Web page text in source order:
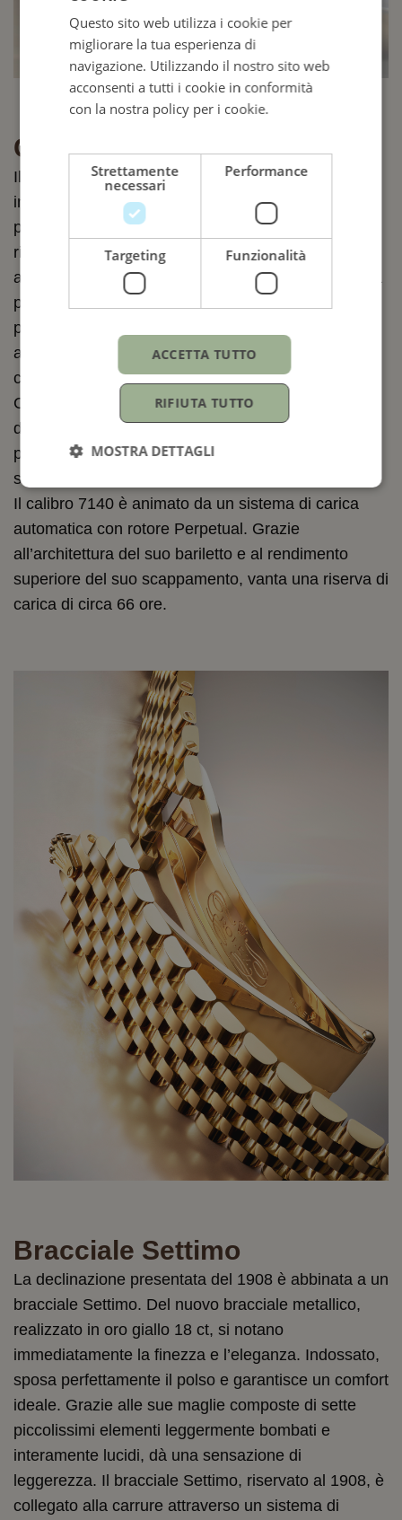
Calibro 7140
Il 1908 è dotato del calibro 7140, un movimento
interamente sviluppato e prodotto da Rolex,
presentato nel 2023 al lancio del modello cui è
riservato. Questo movimento meccanico a carica
automatica, quintessenza della tecnologia, assicura
prestazioni elevate, in particolare a livello di
precisione, autonomia, comfort di utilizzo e
affidabilità. Il calibro 7140 esibisce un’estetica
curata, in particolare a livello dei ponti decorati a
Côtes de Genève Rolex; questa decorazione si
distingue dalle Côtes de Genève tradizionali per la
presenza di una sottile scanalatura lucida tra ogni
striatura.
Il calibro 7140 è animato da un sistema di carica
automatica con rotore Perpetual. Grazie
all’architettura del suo bariletto e al rendimento
superiore del suo scappamento, vanta una riserva di
carica di circa 66 ore.
Bracciale Settimo
La declinazione presentata del 1908 è abbinata a un
bracciale Settimo. Del nuovo bracciale metallico,
realizzato in oro giallo 18 ct, si notano
immediatamente la finezza e l’eleganza. Indossato,
sposa perfettamente il polso e garantisce un comfort
ideale. Grazie alle sue maglie composte di sette
piccolissimi elementi leggermente bombati e
interamente lucidi, dà una sensazione di
leggerezza. Il bracciale Settimo, riservato al 1908, è
collegato alla carrure attraverso un sistema di
ITALIAN
Questo sito web utilizza i cookie per
migliorare la tua esperienza di
navigazione. Utilizzando il nostro sito web
acconsenti a tutti i cookie in conformità
con la nostra policy per i cookie.
Strettamente
necessari
Performance
Targeting Funzionalità
ACCETTA TUTTO
RIFIUTA TUTTO
MOSTRA DETTAGLI